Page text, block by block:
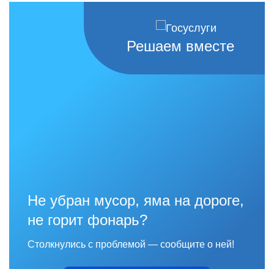
Решаем вместе
Не убран мусор, яма на дороге,
не горит фонарь?
Столкнулись с проблемой — сообщите о ней!